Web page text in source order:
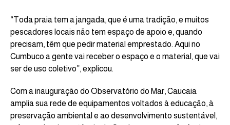
“Toda praia tem a jangada, que é uma tradição, e muitos
pescadores locais não tem espaço de apoio e, quando
precisam, têm que pedir material emprestado. Aqui no
Cumbuco a gente vai receber o espaço e o material, que vai
ser de uso coletivo”, explicou.
Com a inauguração do Observatório do Mar, Caucaia
amplia sua rede de equipamentos voltados à educação, à
preservação ambiental e ao desenvolvimento sustentável,